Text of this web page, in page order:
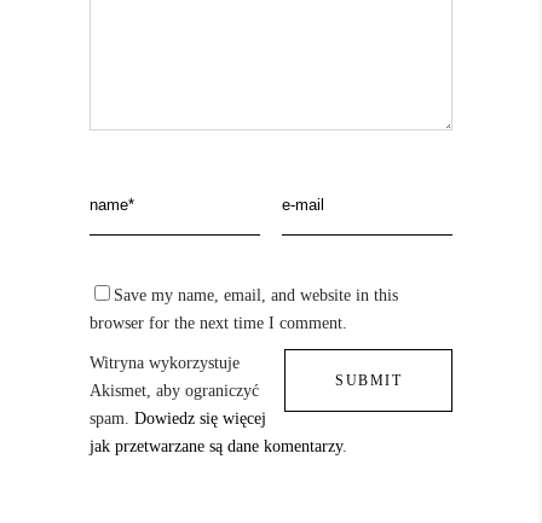
Save my name, email, and website in this
browser for the next time I comment.
Witryna wykorzystuje
Akismet, aby ograniczyć
spam. Dowiedz się więcej
jak przetwarzane są dane komentarzy.